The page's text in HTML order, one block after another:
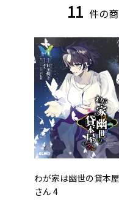
11 件の
わが家は幽世の貸本屋
さん 4